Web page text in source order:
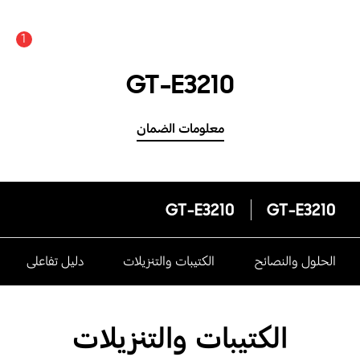
1
GT-E3210
معلومات الضمان
GT-E3210
GT-E3210
الحلول والنصائح الكتيبات والتنزيلات دليل تفاعلى
الكتيبات والتنزيلات